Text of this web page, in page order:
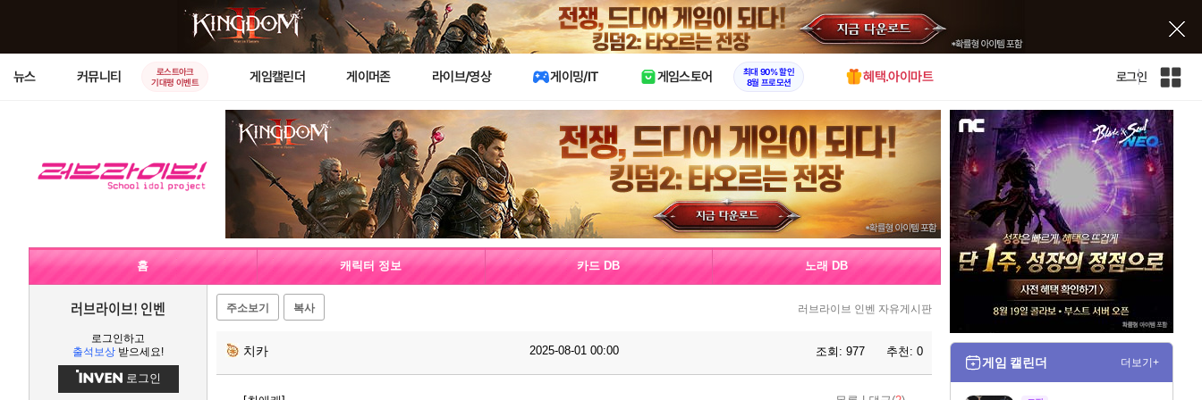
X
뉴스 커뮤니티
로스트아크
기대평 이벤트
게임캘린더 게이머존 라이브/영상 게이밍/IT 게임스토어
최대 90% 할인
8월 프로모션
혜택.아이마트 로그인
인
전
체
사
홈 캐릭터 정보 카드 DB 노래 DB
러브라이브! 인벤
로그인하고
출석보상 받으세요!
로그인
주소보기 복사 러브라이브 인벤 자유게시판
치카 2025-08-01 00:00 조회: 977 추천: 0
게임 캘린더 더보기+